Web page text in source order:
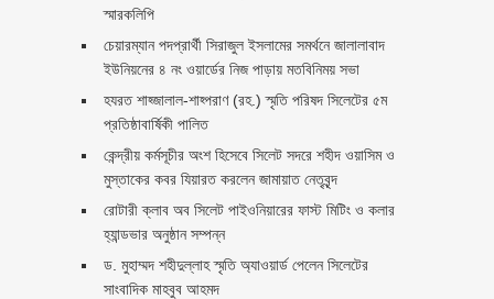
স্মারকলিপি ‎
চেয়ারম্যান পদপ্রার্থী সিরাজুল ইসলামের সমর্থনে জালালাবাদ
ইউনিয়নের ৪ নং ওয়ার্ডের নিজ পাড়ায় মতবিনিময় সভা
হযরত শাহ্জালাল-শাহ্পরাণ (রহ.) স্মৃতি পরিষদ সিলেটের ৫ম
প্রতিষ্ঠাবার্ষিকী পালিত ‎​
কেন্দ্রীয় কর্মসূচীর অংশ হিসেবে সিলেট সদরে শহীদ ওয়াসিম ও
মুস্তাকের কবর যিয়ারত করলেন জামায়াত নেতৃবৃন্দ ‎
রোটারী ক্লাব অব সিলেট পাইওনিয়ারের ফাস্ট মিটিং ও কলার
হ্যান্ডভার অনুষ্ঠান সম্পন্ন
ড. মুহাম্মদ শহীদুল্লাহ স্মৃতি অ্যাওয়ার্ড পেলেন সিলেটের
সাংবাদিক মাহবুব আহমদ